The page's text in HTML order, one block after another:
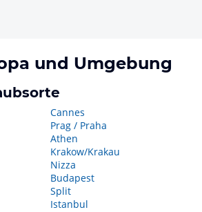
und Umgebung
Cannes
Prag / Praha
Athen
Krakow/Krakau
Nizza
Budapest
Split
Istanbul